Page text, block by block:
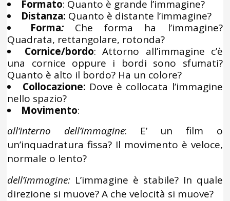
Formato: Quanto è grande l’immagine?
Distanza: Quanto è distante l’immagine?
Forma: Che forma ha l’immagine?
Quadrata, rettangolare, rotonda?
Cornice/bordo: Attorno all’immagine c’è
una cornice oppure i bordi sono sfumati?
Quanto è alto il bordo? Ha un colore?
Collocazione: Dove è collocata l’immagine
nello spazio?
Movimento:
all’interno dell’immagine: E’ un film o
un’inquadratura fissa? Il movimento è veloce,
normale o lento?
dell’immagine: L’immagine è stabile? In quale
direzione si muove? A che velocità si muove?